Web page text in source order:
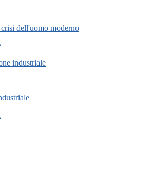
crisi dell'uomo moderno
industriale